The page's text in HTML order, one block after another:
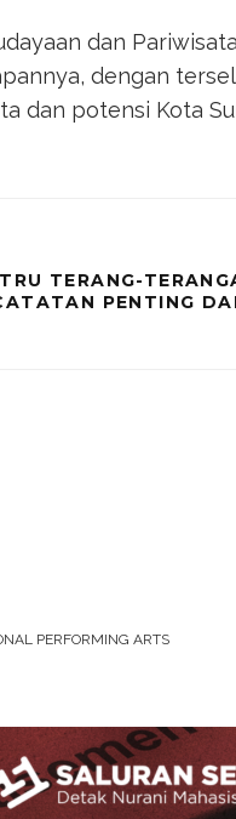
dan
dengan
dan potensi Kota
TERANG-
PENTING
PERFORMING ARTS